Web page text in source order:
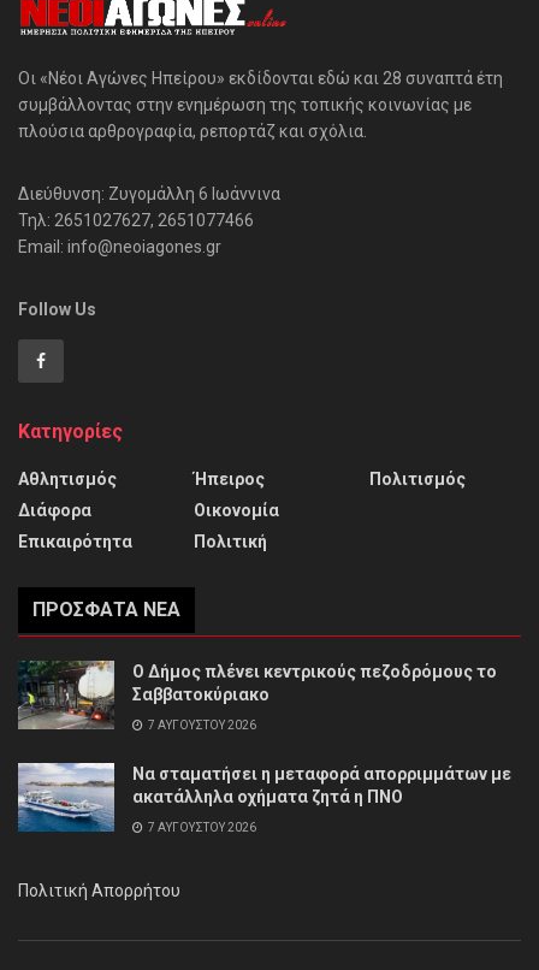
Οι «Νέοι Αγώνες Ηπείρου» εκδίδονται εδώ και 28 συναπτά έτη
συμβάλλοντας στην ενημέρωση της τοπικής κοινωνίας με
πλούσια αρθρογραφία, ρεπορτάζ και σχόλια.
Διεύθυνση: Ζυγομάλλη 6 Ιωάννινα
Τηλ: 2651027627, 2651077466
Email: info@neoiagones.gr
Follow Us
Κατηγορίες
Αθλητισμός
Διάφορα
Επικαιρότητα
Ήπειρος
Οικονομία
Πολιτική
Πολιτισμός
ΠΡΌΣΦΑΤΑ ΝΈΑ
Ο Δήμος πλένει κεντρικούς πεζοδρόμους το
Σαββατοκύριακο
7 ΑΥΓΟΎΣΤΟΥ 2026
Να σταματήσει η μεταφορά απορριμμάτων με
ακατάλληλα οχήματα ζητά η ΠΝΟ
7 ΑΥΓΟΎΣΤΟΥ 2026
Πολιτική Απορρήτου